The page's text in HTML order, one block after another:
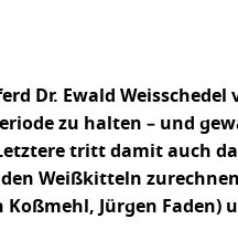
Dr. Ewald
zu halten – und
tritt damit auch
Weißkitteln
Jürgen Faden)